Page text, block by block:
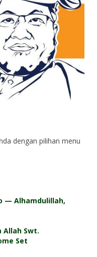
dengan pilihan menu
— Alhamdulillah,
Allah Swt.
Set